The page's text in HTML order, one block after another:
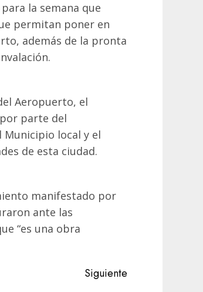
la semana que
permitan poner en
además de la pronta
Aeropuerto, el
parte del
local y el
de esta ciudad.
manifestado por
ante las
“es una obra
Siguiente